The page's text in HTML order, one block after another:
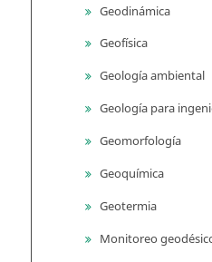
Geodinámica
Geofísica
Geología ambiental
Geología para
Geomorfología
Geoquímica
Geotermia
Monitoreo